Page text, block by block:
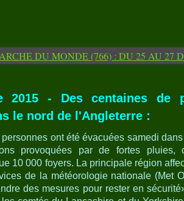
2015 - Des centaines de
le nord de l'Angleterre :
ont été évacuées samedi
provoquées par de fortes pluies,
10 000 foyers. La principale région
de la météorologie nationale (Met
des mesures pour rester en